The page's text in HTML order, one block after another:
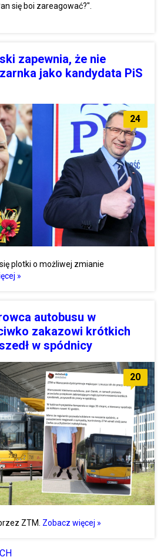
się boi zareagować?".
zapewnia, że nie
jako kandydata PiS
24
plotki o możliwej zmianie
»
autobusu w
zakazowi krótkich
w spódnicy
20
ZTM. Zobacz więcej »